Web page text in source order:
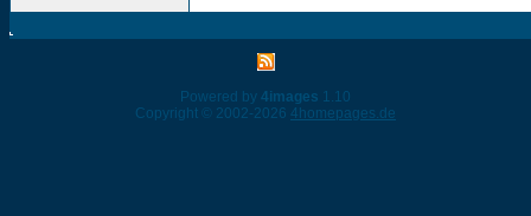
Powered by 4images 1.10
Copyright © 2002-2026 4homepages.de